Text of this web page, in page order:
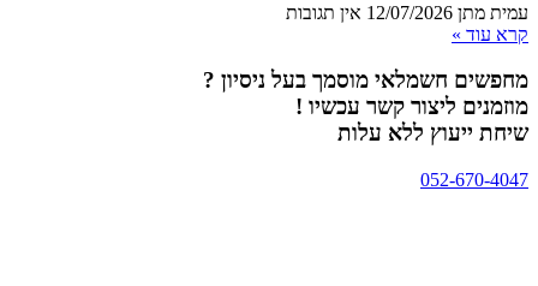
עמית מתן 12/07/2026 אין תגובות
קרא עוד »
מחפשים חשמלאי מוסמך בעל ניסיון ?
מוזמנים ליצור קשר עכשיו !
שיחת ייעוץ ללא עלות
052-670-4047